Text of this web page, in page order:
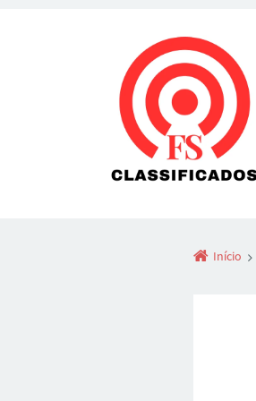
Início